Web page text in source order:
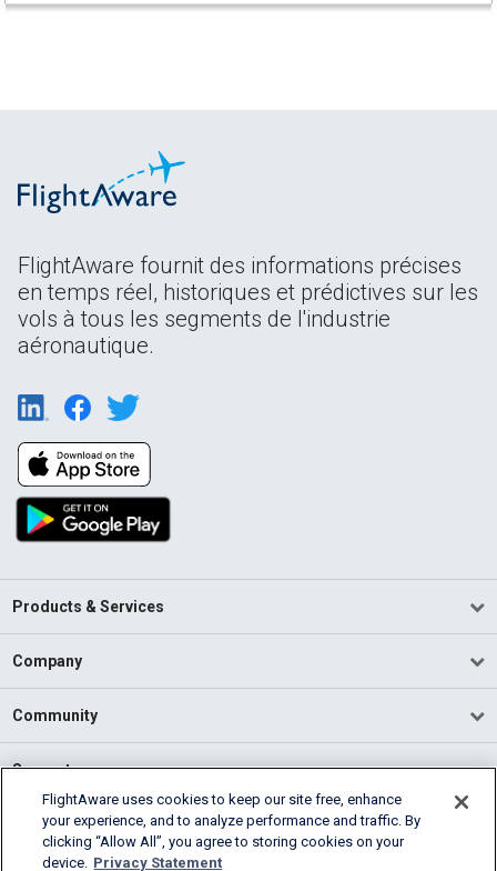
FlightAware fournit des informations précises
en temps réel, historiques et prédictives sur les
vols à tous les segments de l'industrie
aéronautique.
Products & Services
Company
Community
Support
English (USA)
2026 FlightAware
FlightAware uses cookies to keep our site free, enhance
your experience, and to analyze performance and traffic. By
clicking “Allow All”, you agree to storing cookies on your
device. Privacy Statement